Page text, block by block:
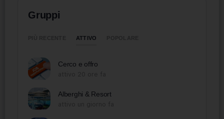
Gruppi
ATTIVO
Cerco e offro
Alberghi & Resort